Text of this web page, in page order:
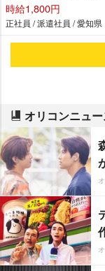
時給1,800円
正社員 / 派遣社員 / 愛知県
オリコンニュ